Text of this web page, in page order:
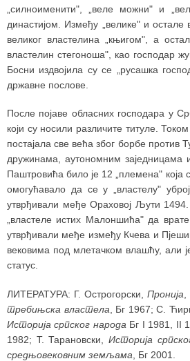
„силноименити", „веле можни" и
династијом. Између „велике" и остале
великог властелина „књигом", а
властелин стегоноша", као господар
Босни издвојила су се „русашка
државне послове.
После појаве обласних господара у
који су носили различите титуле.
постајала све већа због борбе против
дружинама, аутономним заједницама
Паштровића било је 12 „племена" која
омогућавало да се у „властелу"
утврђивали међе Ораховој Љути
„властеле истих Малоншића" да
утврђивали међе између Кчева и
вековима под млетачком влашћу, али
статус.
ЛИТЕРАТУРА: Г. Острогорски, Пронија
требињска властела , Бг 1967; С.
Историја српског народа Бг I 1981, II
1982; Т. Тарановски,Историја
средњовековним земљама , Бг 2001.